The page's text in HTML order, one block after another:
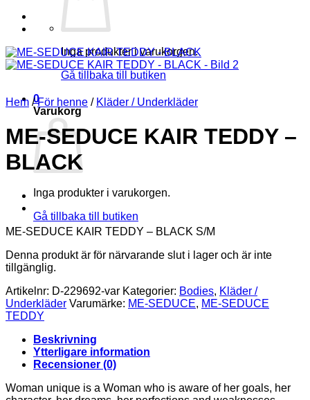
Inga produkter i varukorgen.
Gå tillbaka till butiken
0
Varukorg
Inga produkter i varukorgen.
Gå tillbaka till butiken
Hem / För henne / Kläder / Underkläder
ME-SEDUCE KAIR TEDDY –
BLACK
ME-SEDUCE KAIR TEDDY – BLACK S/M
Denna produkt är för närvarande slut i lager och är inte
tillgänglig.
Artikelnr: D-229692-var Kategorier: Bodies, Kläder /
Underkläder Varumärke: ME-SEDUCE, ME-SEDUCE
TEDDY
Beskrivning
Ytterligare information
Recensioner (0)
Woman unique is a Woman who is aware of her goals, her